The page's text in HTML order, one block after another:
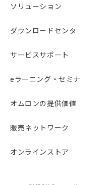
ソリューション
ダウンロードセンタ
サービスサポート
eラーニング・セミナ
オムロンの提供価値
販売ネットワーク
オンラインストア